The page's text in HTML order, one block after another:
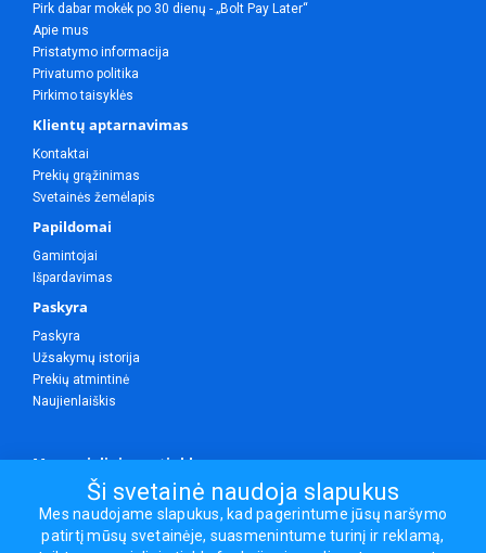
Pirk dabar mokėk po 30 dienų - „Bolt Pay Later“
Apie mus
Pristatymo informacija
Privatumo politika
Pirkimo taisyklės
Klientų aptarnavimas
Kontaktai
Prekių grąžinimas
Svetainės žemėlapis
Papildomai
Gamintojai
Išpardavimas
Paskyra
Paskyra
Užsakymų istorija
Prekių atmintinė
Naujienlaiškis
Mes socialiniuose tinkluose
Visos teisės saugomos.
Ši svetainė naudoja slapukus
Mes naudojame slapukus, kad pagerintume jūsų naršymo
patirtį mūsų svetainėje, suasmenintume turinį ir reklamą,